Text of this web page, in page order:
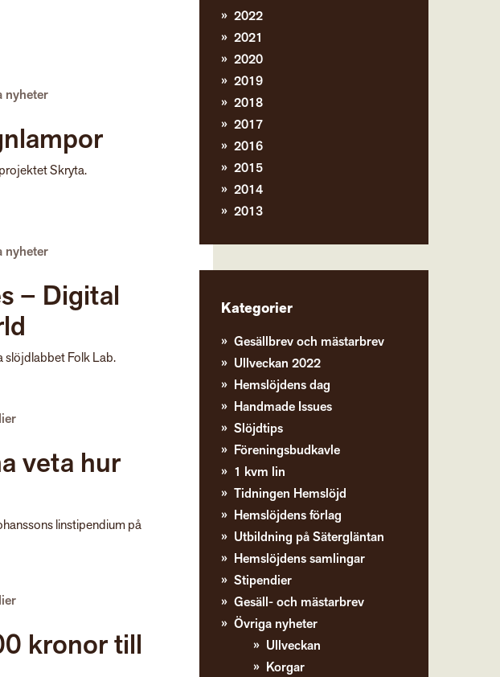
nyheter
Skryta.
nyheter
– Digital
slöjdlabbet Folk Lab.
veta hur
linstipendium på
kronor till
2022
2021
2020
2019
2018
2017
2016
2015
2014
2013
Kategorier
Gesällbrev och mästarbrev
Ullveckan 2022
Hemslöjdens dag
Handmade Issues
Slöjdtips
Föreningsbudkavle
1 kvm lin
Tidningen Hemslöjd
Hemslöjdens förlag
Utbildning på Sätergläntan
Hemslöjdens samlingar
Stipendier
Gesäll- och mästarbrev
Övriga nyheter
Ullveckan
Korgar